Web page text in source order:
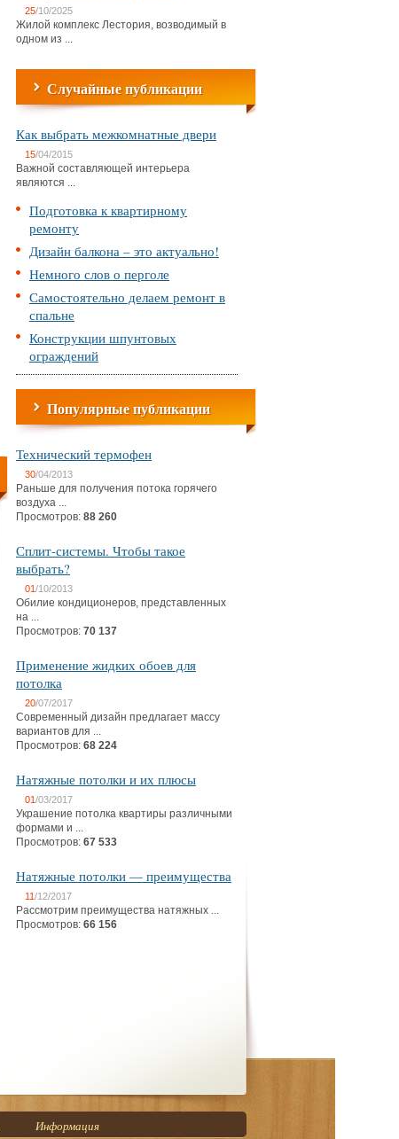
25/10/2025
Жилой комплекс Лестория, возводимый в
одном из ...
Случайные публикации
Как выбрать межкомнатные двери
15/04/2015
Важной составляющей интерьера
являются ...
Подготовка к квартирному
ремонту
Дизайн балкона – это актуально!
Немного слов о перголе
Самостоятельно делаем ремонт в
спальне
Конструкции шпунтовых
ограждений
Популярные публикации
Технический термофен
30/04/2013
Раньше для получения потока горячего
воздуха ...
Просмотров: 88 260
Сплит-системы. Чтобы такое
выбрать?
01/10/2013
Обилие кондиционеров, представленных
на ...
Просмотров: 70 137
Применение жидких обоев для
потолка
20/07/2017
Современный дизайн предлагает массу
вариантов для ...
Просмотров: 68 224
Натяжные потолки и их плюсы
01/03/2017
Украшение потолка квартиры различными
формами и ...
Просмотров: 67 533
Натяжные потолки — преимущества
11/12/2017
Рассмотрим преимущества натяжных ...
Просмотров: 66 156
Информация